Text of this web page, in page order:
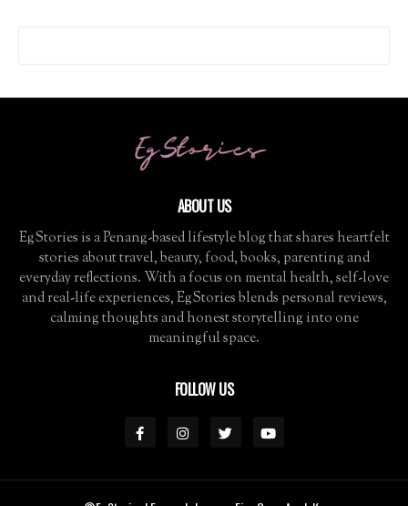
ABOUT US
EgStories is a Penang-based lifestyle blog that shares heartfelt
stories about travel, beauty, food, books, parenting and
everyday reflections. With a focus on mental health, self-love
and real-life experiences, EgStories blends personal reviews,
calming thoughts and honest storytelling into one
meaningful space.
FOLLOW US